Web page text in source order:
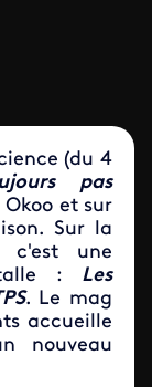
sur Okoo et 15
7 inédite sur Okoo
saison 7 inédite sur
(du 4
pas
et sur
Sur la
c'est une
: Les
. Le mag
accueille
nouveau